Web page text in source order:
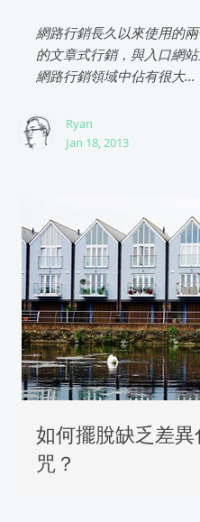
網路行銷長久以來使用的
的文章式行銷，與入口網
網路行銷領域中佔有很大...
Ryan
Jan 18, 2013
如何擺脫缺乏差
咒？